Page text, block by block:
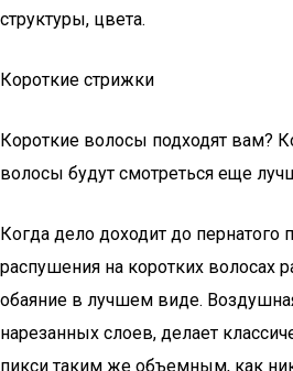
структуры, цвета.
Короткие стрижки
Короткие волосы подходят вам?
волосы будут смотреться еще
Когда дело доходит до пернатого
распушения на коротких волосах
обаяние в лучшем виде.
нарезанных слоев, делает
пикси таким же объемным, как